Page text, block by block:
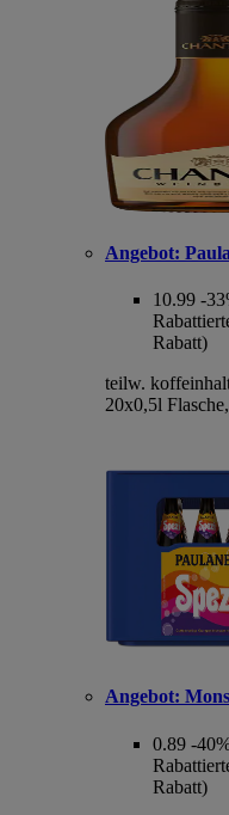
Angebot:
10.99 -
Rabatt)
teilw.
20x0,5l
Angebot:
0.89 -
Rabatt)